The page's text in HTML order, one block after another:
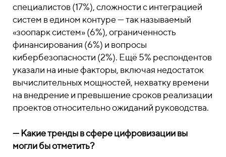
специалистов (17%), сложности с интеграцией
систем в едином контуре — так называемый
«зоопарк систем» (6%), ограниченность
финансирования (6%) и вопросы
кибербезопасности (2%). Ещё 5% респондентов
указали на иные факторы, включая недостаток
вычислительных мощностей, нехватку времени
на внедрение и превышение сроков реализации
проектов относительно ожиданий руководства.
— Какие тренды в сфере цифровизации вы
могли бы отметить?